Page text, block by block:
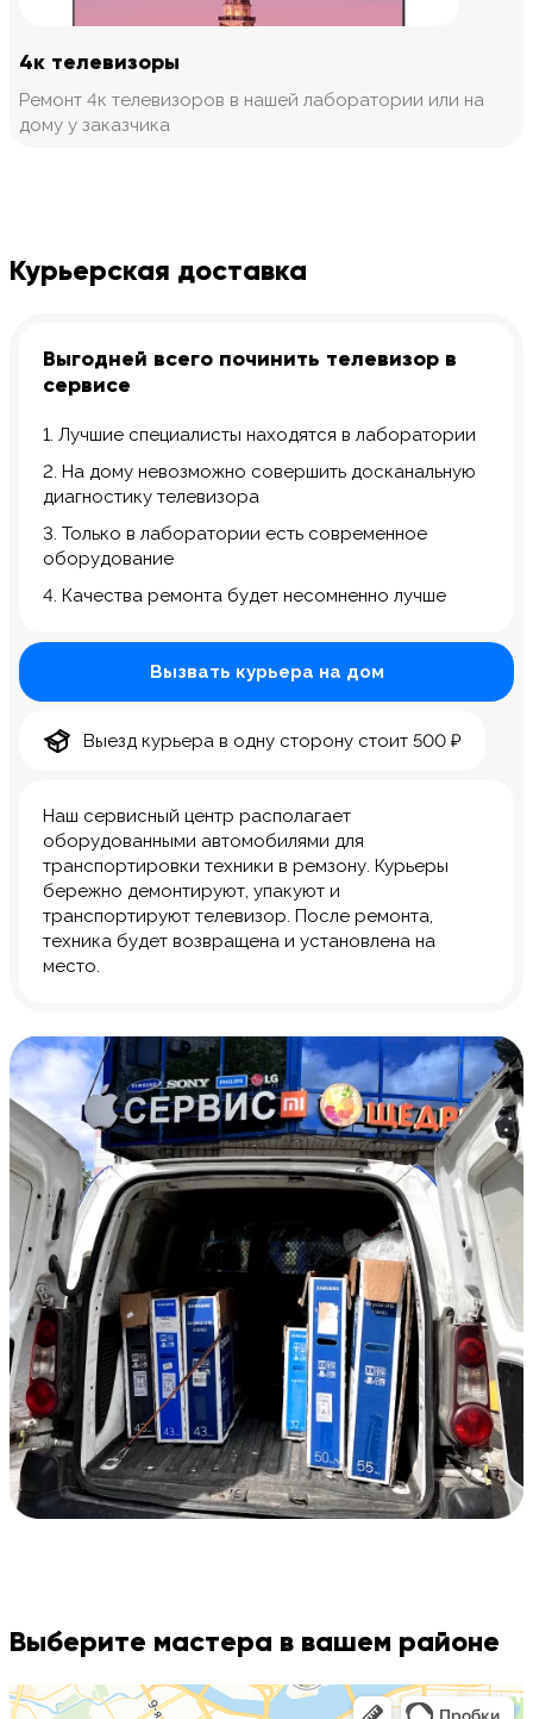
4к телевизоры
Ремонт 4к телевизоров в нашей лаборатории или на
дому у заказчика
Курьерская доставка
Выгодней всего починить телевизор в
сервисе
1. Лучшие специалисты находятся в лаборатории
2. На дому невозможно совершить досканальную
диагностику телевизора
3. Только в лаборатории есть современное
оборудование
4. Качества ремонта будет несомненно лучше
Наш сервисный центр располагает
оборудованными автомобилями для
транспортировки техники в ремзону. Курьеры
бережно демонтируют, упакуют и
транспортируют телевизор. После ремонта,
техника будет возвращена и установлена на
место.
Вызвать курьера на дом
Выезд курьера в одну сторону стоит 500 ₽
Выберите мастера в вашем районе